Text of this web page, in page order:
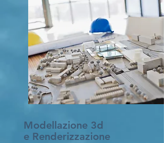
Modellazione 3d
e Renderizzazione